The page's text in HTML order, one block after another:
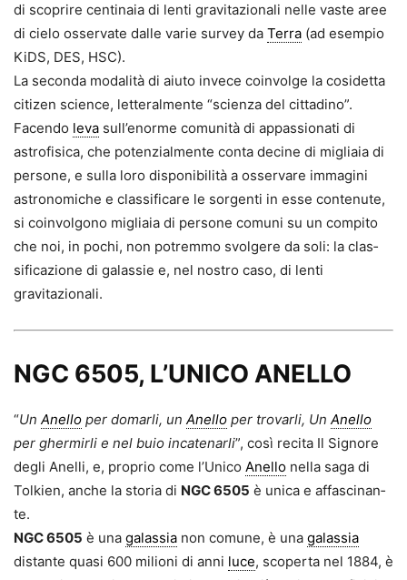
di scoprire centinaia di lenti gravitazionali nelle vaste aree
di cielo osservate dalle varie survey da Terra (ad esempio
KiDS, DES, HSC).
La seconda modalità di aiuto in­vece coinvolge la cosidetta
citizen science, letteralmente “scienza del cittadino”.
Facendo leva sull’enorme comunità di appassionati di
astro­fisica, che potenzialmente conta decine di migliaia di
persone, e sulla loro disponibilità a osservare imma­gini
astronomiche e classificare le sorgenti in esse contenute,
si coin­volgono migliaia di persone comuni su un compito
che noi, in pochi, non potremmo svolgere da soli: la clas­
sificazione di galassie e, nel nostro caso, di lenti
gravitazionali.
NGC 6505, L’UNICO ANELLO
“Un Anello per domarli, un Anello per trovarli, Un Anello
per ghermirli e nel buio incatenarli”, così recita Il Signore
degli Anelli, e, proprio come l’Unico Anello nella saga di
Tolkien, anche la storia di NGC 6505 è unica e affascinan­
te.
NGC 6505 è una galassia non comune, è una galassia
distan­te quasi 600 milioni di anni luce, scoperta nel 1884, è